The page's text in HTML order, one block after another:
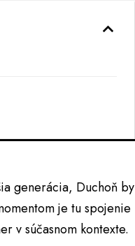
generácia, Duchoň by
je tu spojenie
v súčasnom kontexte.